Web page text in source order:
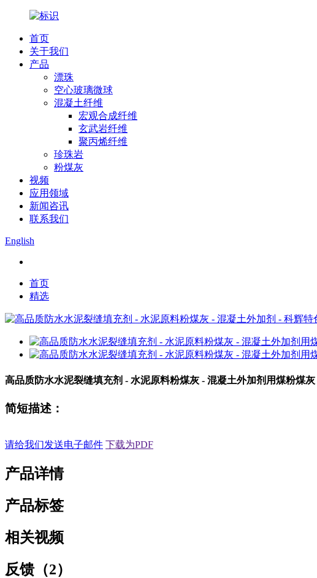
首页
关于我们
产品
漂珠
空心玻璃微球
混凝土纤维
宏观合成纤维
玄武岩纤维
聚丙烯纤维
珍珠岩
粉煤灰
视频
应用领域
新闻咨讯
联系我们
English
首页
精选
高品质防水水泥裂缝填充剂 - 水泥原料粉煤灰 - 混凝土外加剂用煤粉煤灰
简短描述：
请给我们发送电子邮件 下载为PDF
产品详情
产品标签
相关视频
反馈（2）